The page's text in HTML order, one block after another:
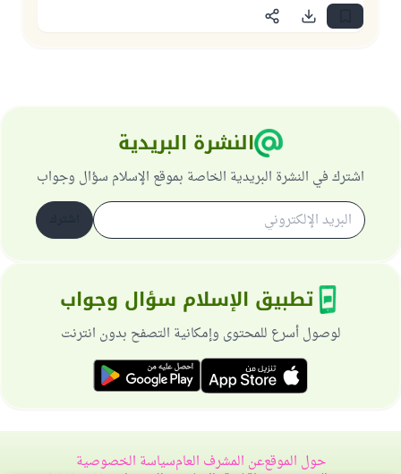
النشرة البريدية
اشترك في النشرة البريدية الخاصة بموقع الإسلام سؤال وجواب
تطبيق الإسلام سؤال وجواب
لوصول أسرع للمحتوى وإمكانية التصفح بدون انترنت
حول الموقععن المشرف العامسياسة الخصوصية